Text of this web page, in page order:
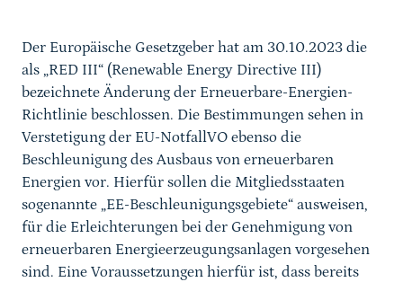
Der Europäische Gesetzgeber hat am 30.10.2023 die
als „RED III“ (Renewable Energy Directive III)
bezeichnete Änderung der Erneuerbare-Energien-
Richtlinie beschlossen. Die Bestimmungen sehen in
Verstetigung der EU-NotfallVO ebenso die
Beschleunigung des Ausbaus von erneuerbaren
Energien vor. Hierfür sollen die Mitgliedsstaaten
sogenannte „EE-Beschleunigungsgebiete“ ausweisen,
für die Erleichterungen bei der Genehmigung von
erneuerbaren Energieerzeugungsanlagen vorgesehen
sind. Eine Voraussetzungen hierfür ist, dass bereits